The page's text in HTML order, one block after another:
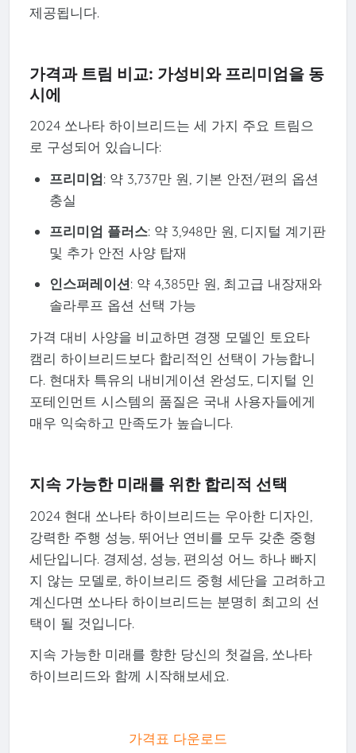
제공됩니다.
가격과 트림 비교: 가성비와 프리미엄을 동
시에
2024 쏘나타 하이브리드는 세 가지 주요 트림으
로 구성되어 있습니다:
프리미엄: 약 3,737만 원, 기본 안전/편의 옵션
충실
프리미엄 플러스: 약 3,948만 원, 디지털 계기판
및 추가 안전 사양 탑재
인스퍼레이션: 약 4,385만 원, 최고급 내장재와
솔라루프 옵션 선택 가능
가격 대비 사양을 비교하면 경쟁 모델인 토요타
캠리 하이브리드보다 합리적인 선택이 가능합니
다. 현대차 특유의 내비게이션 완성도, 디지털 인
포테인먼트 시스템의 품질은 국내 사용자들에게
매우 익숙하고 만족도가 높습니다.
지속 가능한 미래를 위한 합리적 선택
2024 현대 쏘나타 하이브리드는 우아한 디자인,
강력한 주행 성능, 뛰어난 연비를 모두 갖춘 중형
세단입니다. 경제성, 성능, 편의성 어느 하나 빠지
지 않는 모델로, 하이브리드 중형 세단을 고려하고
계신다면 쏘나타 하이브리드는 분명히 최고의 선
택이 될 것입니다.
지속 가능한 미래를 향한 당신의 첫걸음, 쏘나타
하이브리드와 함께 시작해보세요.
가격표 다운로드